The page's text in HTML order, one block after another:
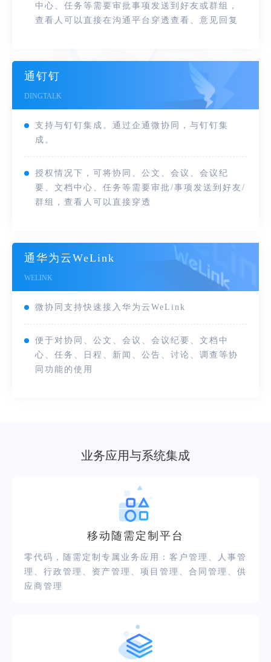
中心、任务等需要审批事项发送到好友或群组，
查看人可以直接在沟通平台穿透查看、意见回复
通钉钉
DINGTALK
支持与钉钉集成。通过企通微协同，与钉钉集
成。
授权情况下，可将协同、公文、会议、会议纪
要、文档中心、任务等需要审批/事项发送到好友/
群组，查看人可以直接穿透
通华为云WeLink
WELINK
微协同支持快速接入华为云WeLink
便于对协同、公文、会议、会议纪要、文档中
心、任务、日程、新闻、公告、讨论、调查等协
同功能的使用
业务应用与系统集成
移动随需定制平台
零代码，随需定制专属业务应用：客户管理、人事管
理、行政管理、资产管理、项目管理、合同管理、供
应商管理